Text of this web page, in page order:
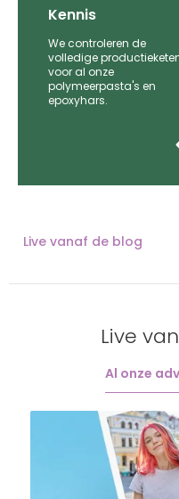
Kennis
We controleren de
volledige
voor al onze
polymeerpasta's en
epoxyhars.
Live vanaf de blog
Live
Al onze